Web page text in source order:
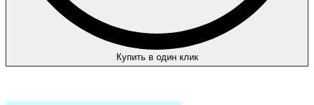
Купить в один клик